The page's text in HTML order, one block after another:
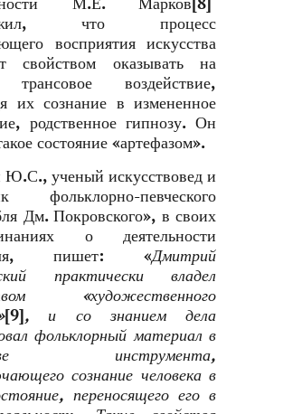
М.Е. Марков[8]
что процесс
восприятия искусства
свойством оказывать на
воздействие,
их сознание в измененное
родственное гипнозу. Он
состояние «артефазом».
ученый искусствовед и
фольклорно-певческого
Дм. Покровского», в своих
о деятельности
пишет: «Дмитрий
практически владел
«художественного
[9], и со знанием дела
фольклорный материал в
инструмента,
сознание человека в
переносящего его в